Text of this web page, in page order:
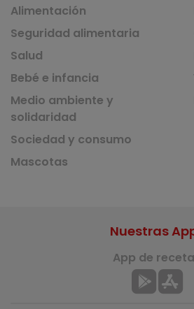
Alimentación
Seguridad alimentaria
Salud
Bebé e infancia
Medio ambiente y
solidaridad
Sociedad y consumo
Mascotas
Nuestras
App de